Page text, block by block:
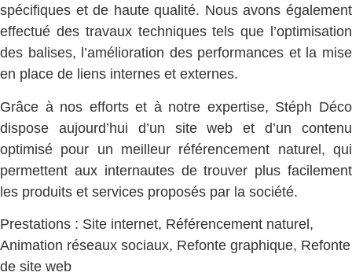
spécifiques et de haute qualité. Nous avons également
effectué des travaux techniques tels que l’optimisation
des balises, l’amélioration des performances et la mise
en place de liens internes et externes.
Grâce à nos efforts et à notre expertise, Stéph Déco
dispose aujourd’hui d’un site web et d’un contenu
optimisé pour un meilleur référencement naturel, qui
permettent aux internautes de trouver plus facilement
les produits et services proposés par la société.
Prestations : Site internet, Référencement naturel,
Animation réseaux sociaux, Refonte graphique, Refonte
de site web